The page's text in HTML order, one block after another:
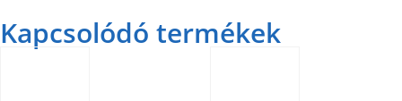
Kapcsolódó termékek